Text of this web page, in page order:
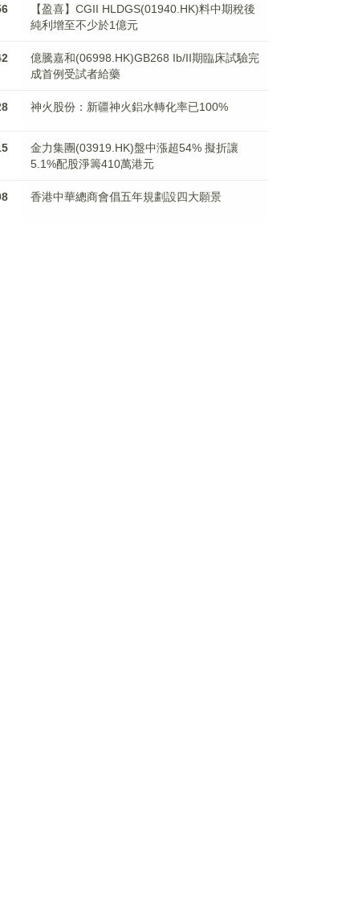
【盈喜】CGII HLDGS(01940.HK)料中期稅後
純利增至不少於1億元
億騰嘉和(06998.HK)GB268 Ib/II期臨床試驗完
成首例受試者給藥
神火股份：新疆神火鋁水轉化率已100%
金力集團(03919.HK)盤中漲超54% 擬折讓
5.1%配股淨籌410萬港元
香港中華總商會倡五年規劃設四大願景